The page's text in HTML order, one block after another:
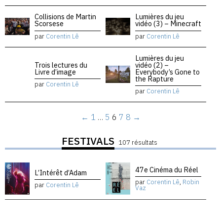
Collisions de Martin
Scorsese
par Corentin Lê
Lumières du jeu
vidéo (3) – Minecraft
par Corentin Lê
Trois lectures du
Livre d’image
par Corentin Lê
Lumières du jeu
vidéo (2) –
Everybody’s Gone to
the Rapture
par Corentin Lê
← 1 … 5 6 7 8 →
FESTIVALS 107 résultats
L’Intérêt d’Adam
par Corentin Lê
47e Cinéma du Réel
par Corentin Lê, Robin
Vaz